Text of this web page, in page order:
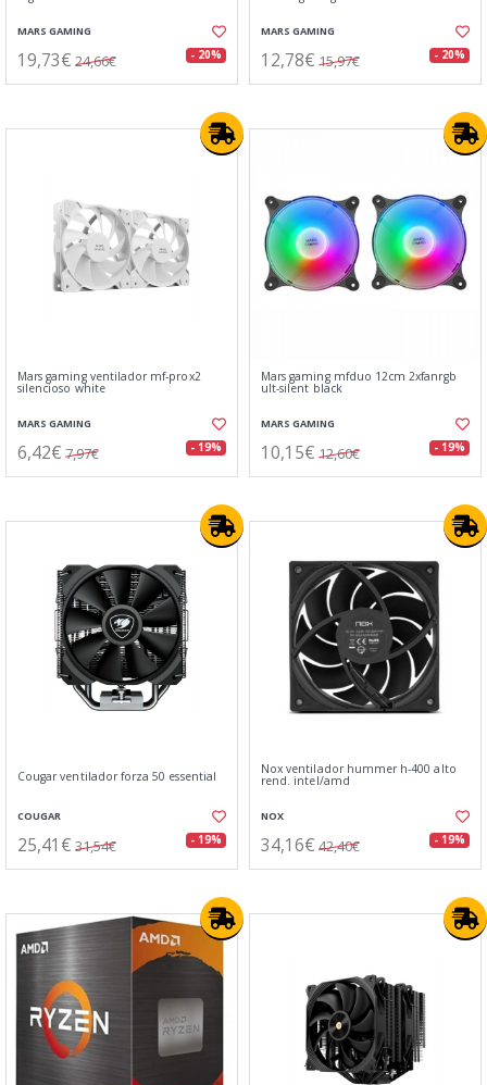
MARS GAMING
19,73€ 24,66€ - 20%
MARS GAMING
12,78€ 15,97€ - 20%
Mars gaming ventilador mf-prox2
silencioso white
MARS GAMING
6,42€ 7,97€ - 19%
Mars gaming mfduo 12cm 2xfanrgb
ult-silent black
MARS GAMING
10,15€ 12,60€ - 19%
Cougar ventilador forza 50 essential
COUGAR
25,41€ 31,54€ - 19%
Nox ventilador hummer h-400 alto
rend. intel/amd
NOX
34,16€ 42,40€ - 19%